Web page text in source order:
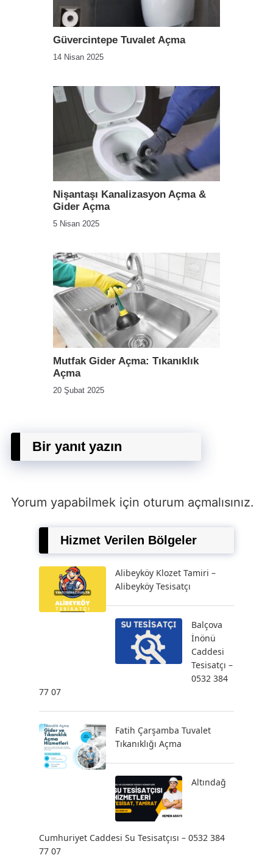
Güvercintepe Tuvalet Açma
14 Nisan 2025
Nişantaşı Kanalizasyon Açma &
Gider Açma
5 Nisan 2025
Mutfak Gider Açma: Tıkanıklık
Açma
20 Şubat 2025
Bir yanıt yazın
Yorum yapabilmek için oturum açmalısınız.
Hizmet Verilen Bölgeler
Alibeyköy Klozet Tamiri –
Alibeyköy Tesisatçı
Balçova
İnönü
Caddesi
Tesisatçı –
0532 384
77 07
Fatih Çarşamba Tuvalet
Tıkanıklığı Açma
Altındağ
Cumhuriyet Caddesi Su Tesisatçısı – 0532 384
77 07